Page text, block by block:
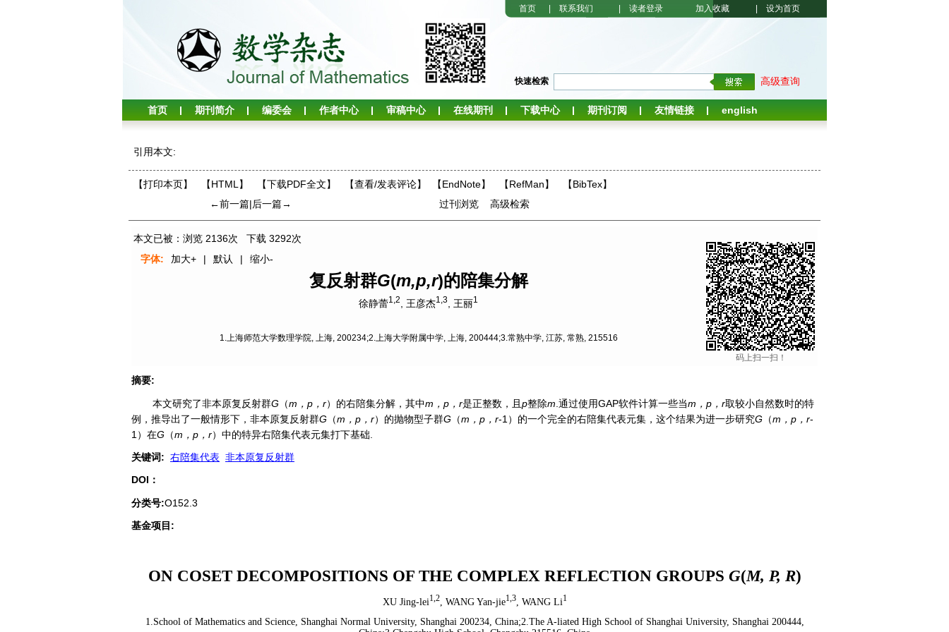
首页 联系我们 读者登录 加入收藏 设为首页
快速检索 高级查询
首页 期刊简介 编委会 作者中心 审稿中心 在线期刊 下载中心 期刊订阅 友情链接 english
引用本文:
【打印本页】 【HTML】 【下载PDF全文】 【查看/发表评论】 【EndNote】 【RefMan】
【BibTex】
←前一篇|后一篇→ 过刊浏览 高级检索
本文已被：浏览 2136次 下载 3292次
码上扫一扫！
字体: 加大+ | 默认 | 缩小-
复反射群G(m,p,r)的陪集分解
徐静蕾1,2 王彦杰1,3 王丽1
1.上海师范大学数理学院, 上海, 200234;2.上海大学附属中学, 上海, 200444;3.常熟中学, 江苏, 常熟, 215516
摘要:
本文研究了非本原复反射群G （m，p，r）的右陪集分解，其中m，p，r是正整数，且 p整除m .通过使用GAP软件计算一些当m，p，r取较小自然数时的特
例，推导出了一般情形下，非本原复反射群G （m，p，r）的抛物型子群G （m，p，r-1）的一个完全的右陪集代表元集，这个结果为进一步研究G （m，p，r-
1）在G （m，p，r）中的特异右陪集代表元集打下基础.
关键词: 右陪集代表 非本原复反射群
DOI：
分类号:O152.3
基金项目:
ON COSET DECOMPOSITIONS OF THE COMPLEX REFLECTION GROUPS G(M, P, R)
XU Jing-lei1,2, WANG Yan-jie1,3, WANG Li1
1.School of Mathematics and Science, Shanghai Normal University, Shanghai 200234, China;2.The A-liated High School of Shanghai University, Shanghai 200444,